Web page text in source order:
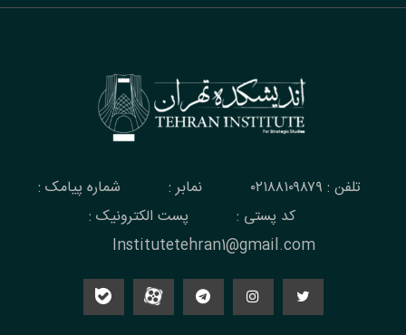
تلفن : ۰۲۱۸۸۱۰۹۸۷۹ نمابر :
شماره پیامک :
کد پستی :
پست الکترونیک :
Institutetehran1@gmail.com